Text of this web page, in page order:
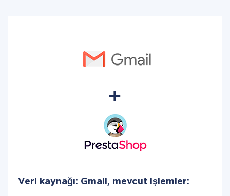
Veri kaynağı: Gmail, mevcut işlemler: